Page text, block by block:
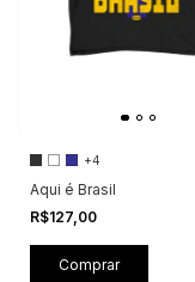
+4
Aqui é Brasil
R$127,00
Comprar